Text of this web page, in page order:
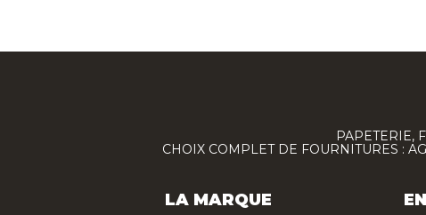
PAPETERIE,
CHOIX COMPLET DE FOURNITURES :
LA MARQUE